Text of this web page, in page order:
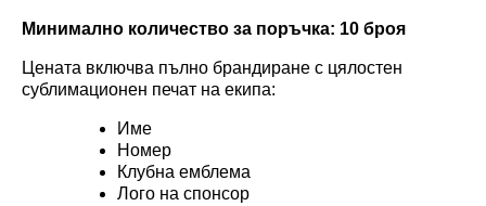
Минимално количество за поръчка: 10 броя
Цената включва пълно брандиране с цялостен
сублимационен печат на екипа:
Име
Номер
Клубна емблема
Лого на спонсор